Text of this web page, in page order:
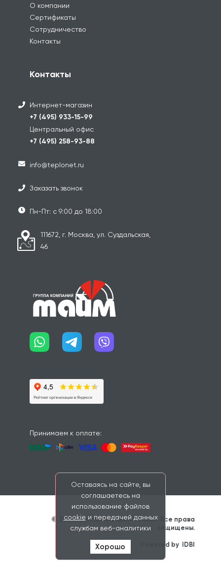
О компании
Сертификаты
Сотрудничество
Контакты
Контакты
Интернет-магазин
+7 (495) 933-15-99
Центральный офис
+7 (495) 258-93-88
info@teplonet.ru
Заказать звонок
Пн-Пт: с 9:00 до 18:00
111672, г. Москва, ул. Суздальская,
46
Принимаем к оплате:
© 2026 Группа компаний «Тайм». Все права
защищены.
                    Powered by
IDBI
Оставаясь на сайте, вы
соглашаетесь на
использование файлов
cookie и передачей данных
службам веб-аналитики
Хорошо